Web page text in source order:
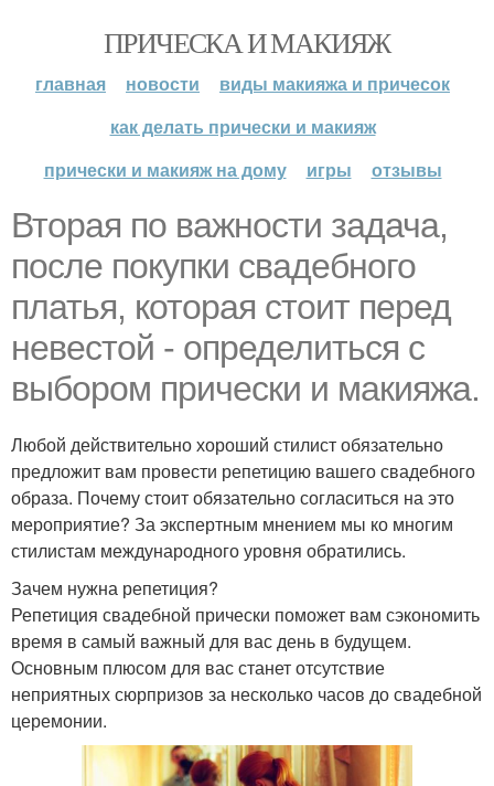
ПРИЧЕСКА И МАКИЯЖ
главная новости
виды макияжа и причесок
как делать прически и макияж
прически и макияж на дому
игры отзывы
Вторая по важности задача,
после покупки свадебного
платья, которая стоит перед
невестой - определиться с
выбором прически и макияжа.
Любой действительно хороший стилист обязательно
предложит вам провести репетицию вашего свадебного
образа. Почему стоит обязательно согласиться на это
мероприятие? За экспертным мнением мы ко многим
стилистам международного уровня обратились.
Зачем нужна репетиция?
Репетиция свадебной прически поможет вам сэкономить
время в самый важный для вас день в будущем.
Основным плюсом для вас станет отсутствие
неприятных сюрпризов за несколько часов до свадебной
церемонии.